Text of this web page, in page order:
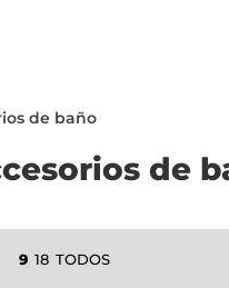
de baño
de
9 18 TODOS